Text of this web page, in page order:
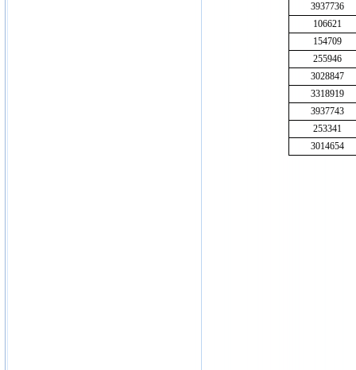
3937736
106621
154709
255946
3028847
3318919
3937743
253341
3014654